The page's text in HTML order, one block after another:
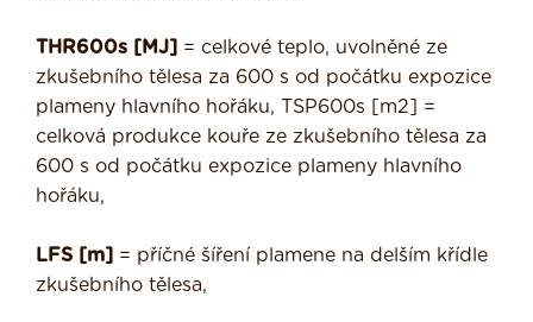
THR600s [MJ] = celkové teplo, uvolněné ze
zkušebního tělesa za 600 s od počátku expozice
plameny hlavního hořáku, TSP600s [m2] =
celková produkce kouře ze zkušebního tělesa za
600 s od počátku expozice plameny hlavního
hořáku,
LFS [m] = příčné šíření plamene na delším křídle
zkušebního tělesa,